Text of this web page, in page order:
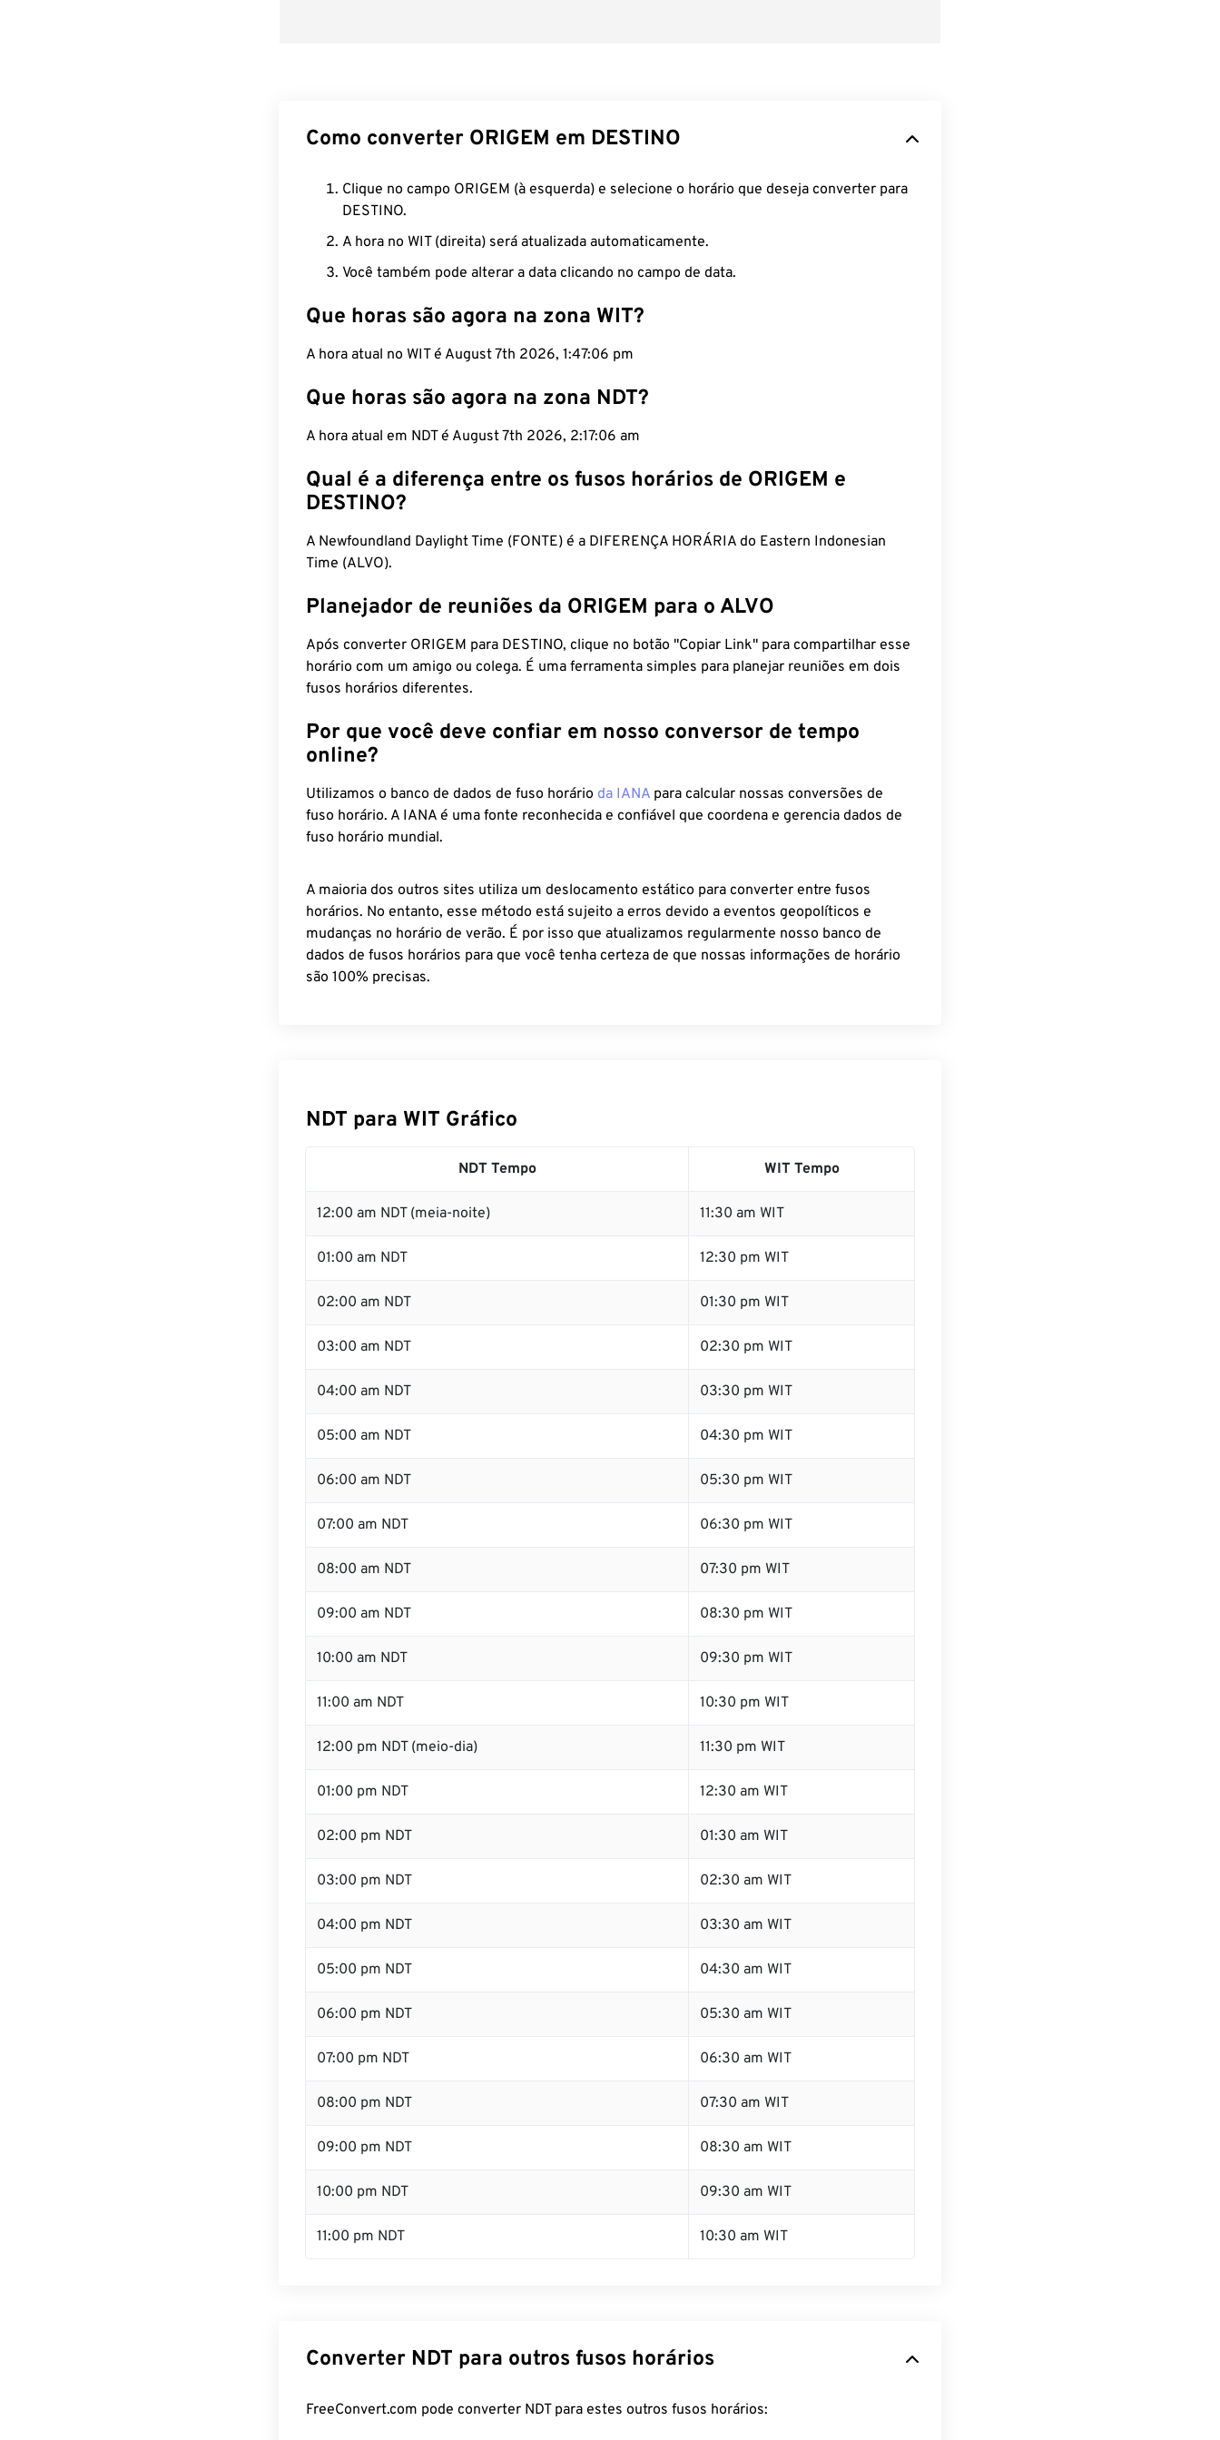
Como converter ORIGEM em DESTINO
Clique no campo ORIGEM (à esquerda) e selecione o horário que deseja converter para
DESTINO.
A hora no WIT (direita) será atualizada automaticamente.
Você também pode alterar a data clicando no campo de data.
Que horas são agora na zona WIT?
A hora atual no WIT é August 7th 2026, 1:47:07 pm
Que horas são agora na zona NDT?
A hora atual em NDT é August 7th 2026, 2:17:07 am
Qual é a diferença entre os fusos horários de ORIGEM e
DESTINO?
A Newfoundland Daylight Time (FONTE) é a DIFERENÇA HORÁRIA do Eastern Indonesian
Time (ALVO).
Planejador de reuniões da ORIGEM para o ALVO
Após converter ORIGEM para DESTINO, clique no botão "Copiar Link" para compartilhar esse
horário com um amigo ou colega. É uma ferramenta simples para planejar reuniões em dois
fusos horários diferentes.
Por que você deve confiar em nosso conversor de tempo
online?
Utilizamos o banco de dados de fuso horário da IANA para calcular nossas conversões de
fuso horário. A IANA é uma fonte reconhecida e confiável que coordena e gerencia dados de
fuso horário mundial.
A maioria dos outros sites utiliza um deslocamento estático para converter entre fusos
horários. No entanto, esse método está sujeito a erros devido a eventos geopolíticos e
mudanças no horário de verão. É por isso que atualizamos regularmente nosso banco de
dados de fusos horários para que você tenha certeza de que nossas informações de horário
são 100% precisas.
NDT para WIT Gráfico
NDT Tempo WIT Tempo
12:00 am NDT (meia-noite) 11:30 am WIT
01:00 am NDT 12:30 pm WIT
02:00 am NDT 01:30 pm WIT
03:00 am NDT 02:30 pm WIT
04:00 am NDT 03:30 pm WIT
05:00 am NDT 04:30 pm WIT
06:00 am NDT 05:30 pm WIT
07:00 am NDT 06:30 pm WIT
08:00 am NDT 07:30 pm WIT
09:00 am NDT 08:30 pm WIT
10:00 am NDT 09:30 pm WIT
11:00 am NDT 10:30 pm WIT
12:00 pm NDT (meio-dia) 11:30 pm WIT
01:00 pm NDT 12:30 am WIT
02:00 pm NDT 01:30 am WIT
03:00 pm NDT 02:30 am WIT
04:00 pm NDT 03:30 am WIT
05:00 pm NDT 04:30 am WIT
06:00 pm NDT 05:30 am WIT
07:00 pm NDT 06:30 am WIT
08:00 pm NDT 07:30 am WIT
09:00 pm NDT 08:30 am WIT
10:00 pm NDT 09:30 am WIT
11:00 pm NDT 10:30 am WIT
Converter NDT para outros fusos horários
FreeConvert.com pode converter NDT para estes outros fusos horários: